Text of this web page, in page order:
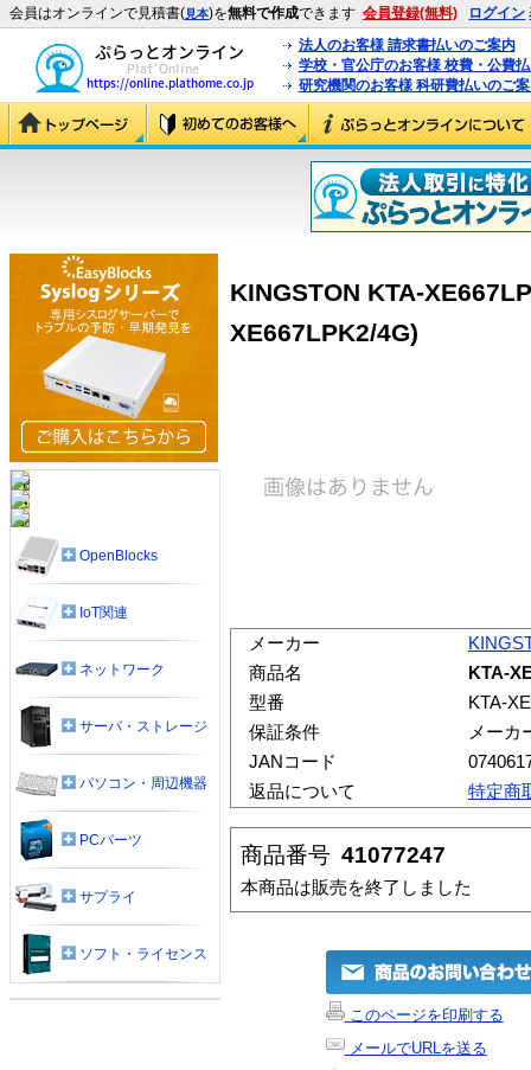
会員はオンラインで見積書(見本)を無料で作成できます 会員登録(無料) ログイン
法人のお客様 請求書払いのご案内
学校・官公庁のお客様 校費・公費
研究機関のお客様 科研費払いのご
KINGSTON KTA-
XE667LPK2/4G)
メーカー
商品名
KTA-
型番
KTA-
保証条件
メーカ
JANコード
返品について
特定商
商品番号 41077247
本商品は販売を終了しました
このページを印刷する
メールでURLを送る
OpenBlocks
IoT関連
ネットワーク
サーバ・ストレージ
パソコン・周辺機器
PCパーツ
サプライ
ソフト・ライセンス